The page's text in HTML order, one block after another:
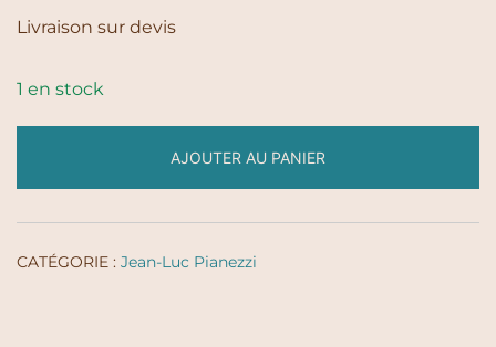
Livraison sur devis
1 en stock
AJOUTER AU PANIER
CATÉGORIE : Jean-Luc Pianezzi